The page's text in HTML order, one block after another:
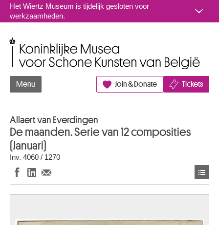
Naar inhoud
Het Wiertz Museum is tijdelijk gesloten voor
werkzaamheden.
Menu Join & Donate Tickets
Allaert van Everdingen
De maanden. Serie van 12 composities
(Januari)
Inv. 4060 / 1270